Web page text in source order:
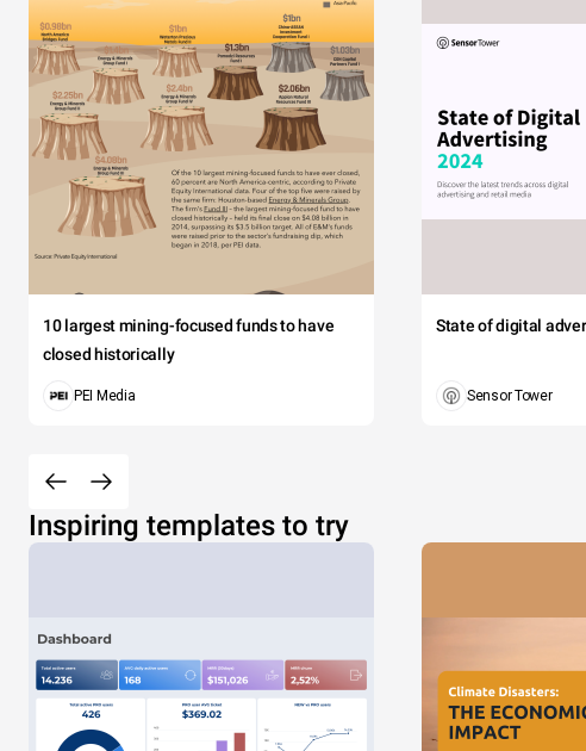
10 largest mining-focused funds to have
closed historically
PEI Media
State of digital
Sensor Tower
Inspiring templates to try